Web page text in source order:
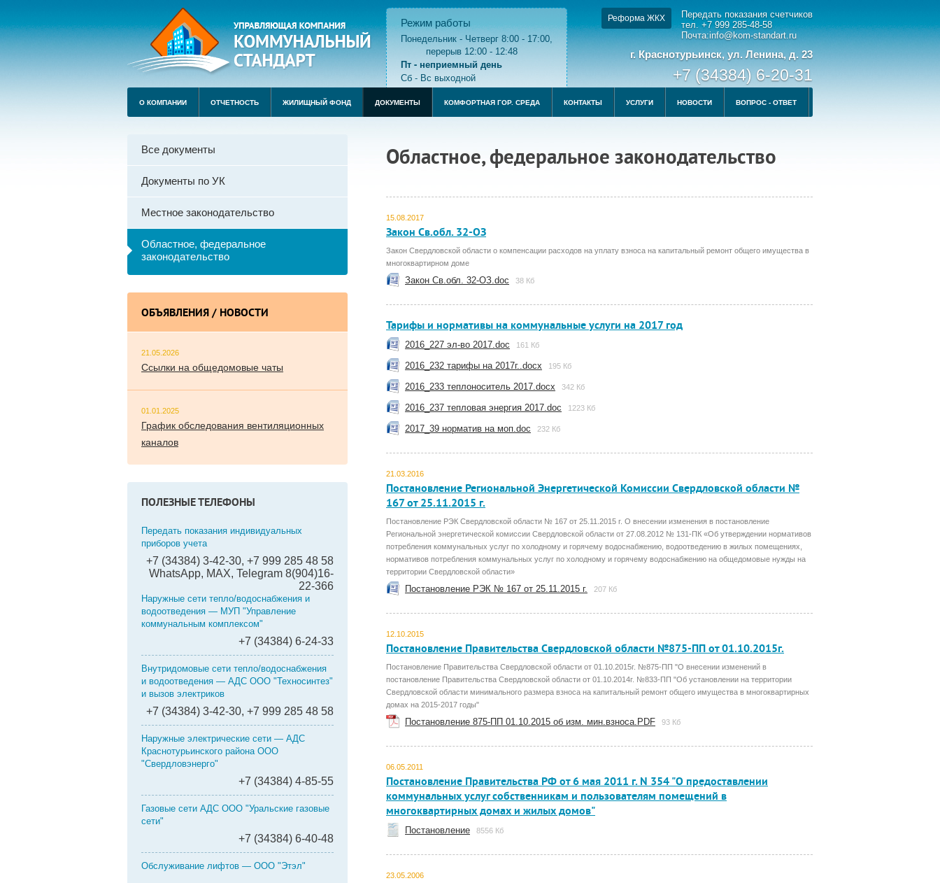
Режим работы
Понедельник - Четверг 8:00 - 17:00,
перерыв 12:00 - 12:48
Пт - неприемный день
Сб - Вс выходной
Передать показания счетчиков
тел. +7 999 285-48-58
Почта:info@kom-standart.ru
Реформа ЖКХ
г. Краснотурьинск, ул. Ленина, д. 23
+7 (34384) 6-20-31
О КОМПАНИИ ОТЧЕТНОСТЬ ЖИЛИЩНЫЙ ФОНД ДОКУМЕНТЫ КОМФОРТНАЯ ГОР. СРЕДА КОНТАКТЫ УСЛУГИ НОВОСТИ ВОПРОС - ОТВЕТ
Областное, федеральное законодательство
15.08.2017
Закон Св.обл. 32-ОЗ
Закон Свердловской области о компенсации расходов на уплату взноса на капитальный ремонт общего имущества в
многоквартирном доме
Закон Св.обл. 32-ОЗ.doc 38 Кб
Тарифы и нормативы на коммунальные услуги на 2017 год
2016_227 эл-во 2017.doc 161 Кб
2016_232 тарифы на 2017г..docx 195 Кб
2016_233 теплоноситель 2017.docx 342 Кб
2016_237 тепловая энергия 2017.doc 1223 Кб
2017_39 норматив на моп.doc 232 Кб
21.03.2016
Постановление Региональной Энергетической Комиссии Свердловской области №
167 от 25.11.2015 г.
Постановление РЭК Свердловской области № 167 от 25.11.2015 г. О внесении изменения в постановление
Региональной энергетической комиссии Свердловской области от 27.08.2012 № 131-ПК «Об утверждении нормативов
потребления коммунальных услуг по холодному и горячему водоснабжению, водоотведению в жилых помещениях,
нормативов потребления коммунальных услуг по холодному и горячему водоснабжению на общедомовые нужды на
территории Свердловской области»
Постановление РЭК № 167 от 25.11.2015 г. 207 Кб
12.10.2015
Постановление Правительства Свердловской области №875-ПП от 01.10.2015г.
Постановление Правительства Свердловской области от 01.10.2015г. №875-ПП "О внесении изменений в
постановление Правительства Свердловской области от 01.10.2014г. №833-ПП "Об установлении на территории
Свердловской области минимального размера взноса на капитальный ремонт общего имущества в многоквартирных
домах на 2015-2017 годы"
Постановление 875-ПП 01.10.2015 об изм. мин.взноса.PDF 93 Кб
06.05.2011
Постановление Правительства РФ от 6 мая 2011 г. N 354 "О предоставлении
коммунальных услуг собственникам и пользователям помещений в
многоквартирных домах и жилых домов"
Постановление 8556 Кб
23.05.2006
Все документы
Документы по УК
Местное законодательство
Областное, федеральное
законодательство
ОБЪЯВЛЕНИЯ / НОВОСТИ
21.05.2026
Ссылки на общедомовые чаты
01.01.2025
График обследования вентиляционных
каналов
ПОЛЕЗНЫЕ ТЕЛЕФОНЫ
Передать показания индивидуальных
приборов учета
+7 (34384) 3-42-30, +7 999 285 48 58
WhatsApp, MAX, Telegram 8(904)16-
22-366
Наружные сети тепло/водоснабжения и
водоотведения — МУП "Управление
коммунальным комплексом"
+7 (34384) 6-24-33
Внутридомовые сети тепло/водоснабжения
и водоотведения — АДС ООО "Техносинтез"
и вызов электриков
+7 (34384) 3-42-30, +7 999 285 48 58
Наружные электрические сети — АДС
Краснотурьинского района ООО
"Свердловэнерго"
+7 (34384) 4-85-55
Газовые сети АДС ООО "Уральские газовые
сети"
+7 (34384) 6-40-48
Обслуживание лифтов — ООО "Этэл"